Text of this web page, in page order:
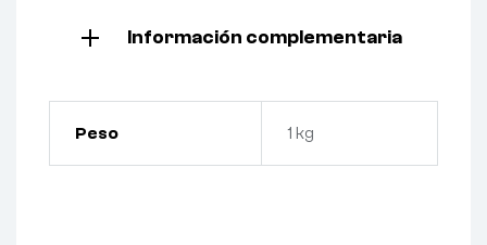
Información complementaria
Peso 1 kg